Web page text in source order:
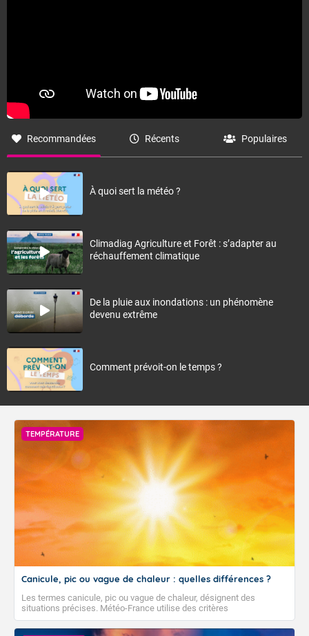
Recommandées Récents Populaires
À quoi sert la météo ?
Climadiag Agriculture et Forêt : s’adapter au
réchauffement climatique
De la pluie aux inondations : un phénomène
devenu extrême
Comment prévoit-on le temps ?
TEMPÉRATURE
Canicule, pic ou vague de chaleur : quelles différences ?
Les termes canicule, pic ou vague de chaleur, désignent des
situations précises. Météo-France utilise des critères
climatologiques pour évaluer et qualifier les épisodes de chaleur qui
peuvent avoir des impacts sanitaires et socio-économiques